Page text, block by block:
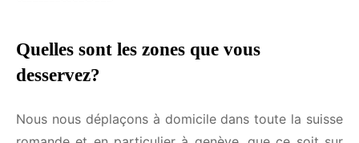
Quelles sont les zones que vous
desservez?
suisse romande et en particulier à genève, que ce